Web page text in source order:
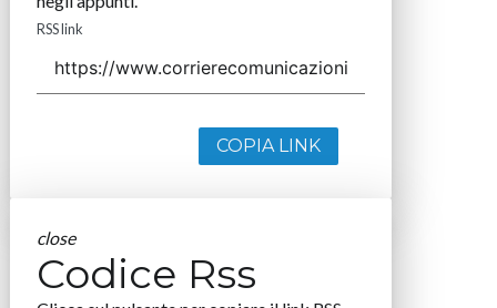
RSS link
COPIA LINK
close
Codice Rss